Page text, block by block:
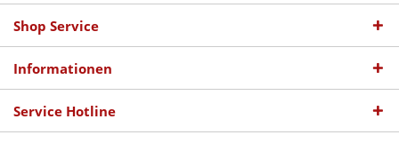
Shop Service
Informationen
Service Hotline